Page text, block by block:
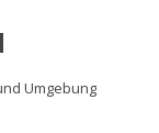
Umgebung